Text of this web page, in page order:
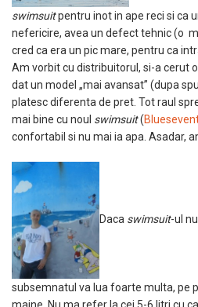
swimsuitpentru inot in ape reci si ca
nefericire, avea un defect tehnic (o
cred ca era un pic mare, pentru ca
Am vorbit cu distribuitorul, si-a cerut
dat un model „mai avansat” (dupa
platesc diferenta de pret. Tot raul
mai bine cu noul swimsuit(
confortabil si nu mai ia apa. Asadar,
Daca swimsuit-ul
subsemnatul va lua foarte multa, pe